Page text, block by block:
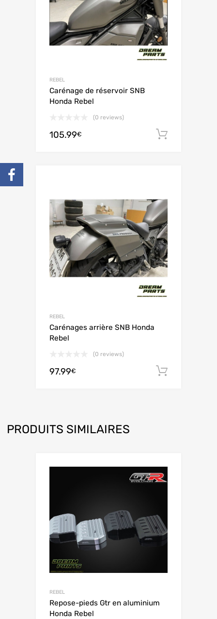
REBEL
Carénage de réservoir SNB
Honda Rebel
(0 reviews)
105.99€
REBEL
Carénages arrière SNB Honda
Rebel
(0 reviews)
97.99€
PRODUITS SIMILAIRES
REBEL
Repose-pieds Gtr en aluminium
Honda Rebel